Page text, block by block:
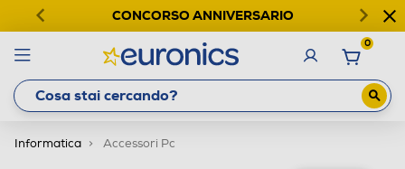
CONCORSO ANNIVERSARIO
0
Informatica Accessori Pc